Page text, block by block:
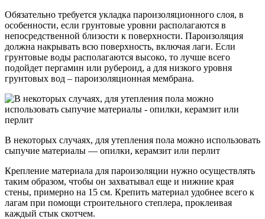
Обязательно требуется укладка пароизоляционного слоя, в
особенности, если грунтовые уровни располагаются в
непосредственной близости к поверхности. Пароизоляция
должна накрывать всю поверхность, включая лаги. Если
грунтовые воды располагаются высоко, то лучше всего
подойдет пергамин или рубероид, а для низкого уровня
грунтовых вод – пароизоляционная мембрана.
В некоторых случаях, для утепления пола можно использовать
сыпучие материалы — опилки, керамзит или перлит
Крепление материала для пароизоляции нужно осуществлять
таким образом, чтобы он захватывал еще и нижние края
стены, примерно на 15 см. Крепить материал удобнее всего к
лагам при помощи строительного степлера, проклеивая
каждый стык скотчем.